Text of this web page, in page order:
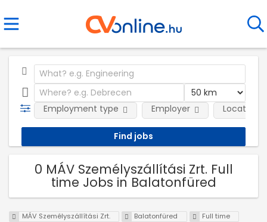
Employment type Employer Location
0 MÁV Személyszállítási Zrt. Full
time Jobs in Balatonfüred
MÁV Személyszállítási Zrt. Balatonfüred Full time